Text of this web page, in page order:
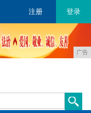
注册 登录
广告